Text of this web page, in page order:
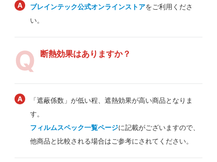
ブレインテック公式オンラインストアをご利用くださ
い。
断熱効果はありますか？
「遮蔽係数」が低い程、遮熱効果が高い商品となりま
す。
フィルムスペック一覧ページに記載がございますので、
他商品と比較される場合はご参考にされてください。